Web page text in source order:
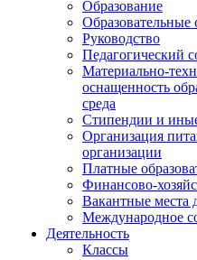
Образование
Образовательные
Руководство
Педагогический
Материально-
оснащенность
среда
Стипендии и
Организация
организации
Платные
Финансово-
Вакантные места
Международное
Деятельность
Классы